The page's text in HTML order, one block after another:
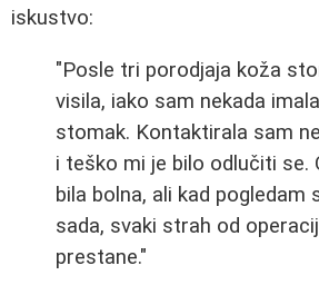
iskustvo:
"Posle tri porodjaja koža
visila, iako sam nekada
stomak. Kontaktirala sam
i teško mi je bilo odlučiti se.
bila bolna, ali kad pogledam
sada, svaki strah od
prestane."